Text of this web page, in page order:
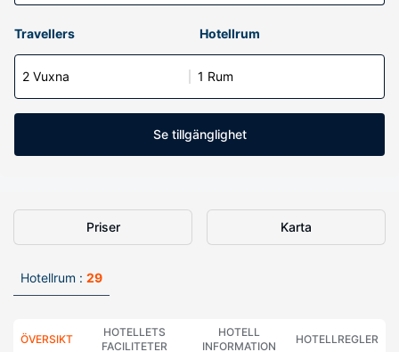
Travellers Hotellrum
2 Vuxna 1 Rum
Se tillgänglighet
Priser Karta
Hotellrum : 29
ÖVERSIKT
HOTELLETS
FACILITETER
HOTELL
INFORMATION
HOTELLREGLER